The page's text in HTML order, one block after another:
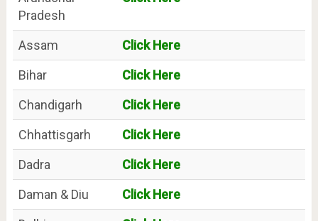
Pradesh
Assam
Click Here
Bihar
Click Here
Chandigarh
Click Here
Chhattisgarh
Click Here
Dadra
Click Here
Daman & Diu
Click Here